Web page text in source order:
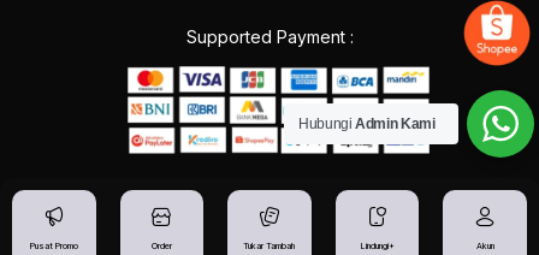
Supported Payment :
Pusat Promo Order Tukar Tambah Lindungi+ Akun
Hubungi Admin Kami